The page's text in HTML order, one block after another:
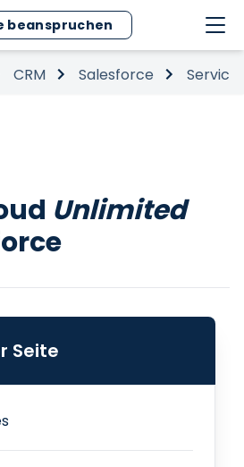
beanspruchen
CRM Salesforce Service
Unlimited
Seite